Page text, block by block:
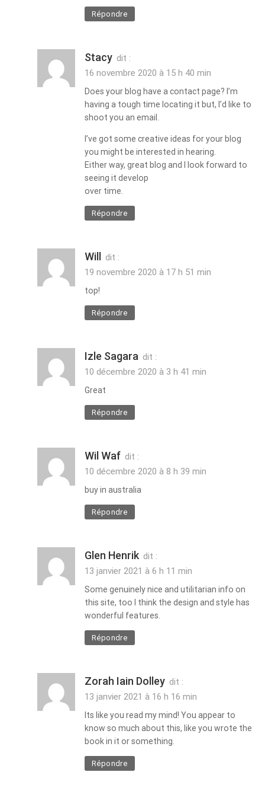
Répondre
Stacy dit :
16 novembre 2020 à 15 h 40 min
Does your blog have a contact page? I’m
having a tough time locating it but, I’d like to
shoot you an email.
I’ve got some creative ideas for your blog
you might be interested in hearing.
Either way, great blog and I look forward to
seeing it develop
over time.
Répondre
Will
dit :
19 novembre 2020 à 17 h 51 min
top!
Répondre
Izle Sagara dit :
10 décembre 2020 à 3 h 41 min
Great
Répondre
Wil Waf dit :
10 décembre 2020 à 8 h 39 min
buy in australia
Répondre
Glen Henrik dit :
13 janvier 2021 à 6 h 11 min
Some genuinely nice and utilitarian info on
this site, too I think the design and style has
wonderful features.
Répondre
Zorah Iain Dolley dit :
13 janvier 2021 à 16 h 16 min
Its like you read my mind! You appear to
know so much about this, like you wrote the
book in it or something.
Répondre